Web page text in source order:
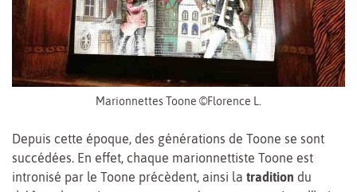
Marionnettes Toone ©Florence L.
Depuis cette époque, des générations de Toone se sont
succédées. En effet, chaque marionnettiste Toone est
intronisé par le Toone précèdent, ainsi la tradition du